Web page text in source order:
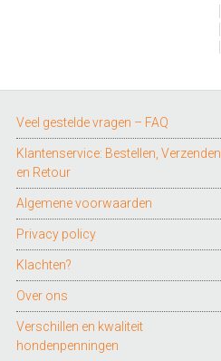
Veel gestelde vragen – FAQ
Klantenservice: Bestellen, Verzenden
en Retour
Algemene voorwaarden
Privacy policy
Klachten?
Over ons
Verschillen en kwaliteit
hondenpenningen